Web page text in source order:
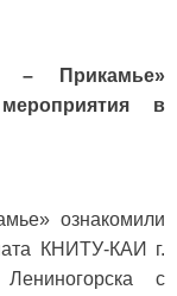
– Прикамье»
в
ознакомили
КНИТУ-КАИ г.
с